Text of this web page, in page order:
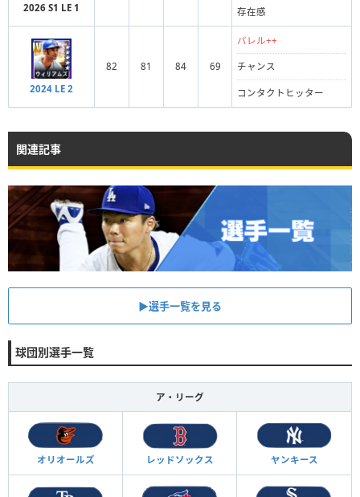
2026 S1 LE 1 存在感
2024 LE 2
82 81 84 69
バレル++
チャンス
コンタクトヒッター
関連記事
▶︎選手一覧を見る
球団別選手一覧
ア・リーグ
オリオールズ レッドソックス ヤンキース